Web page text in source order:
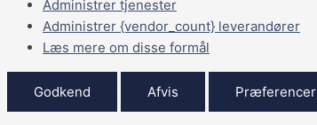
Administrer tjenester
Administrer {vendor_count} leverandører
Læs mere om disse formål
Godkend Afvis Præferencer